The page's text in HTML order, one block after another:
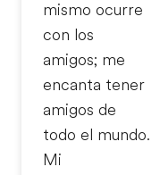
mismo ocurre
con los
amigos; me
encanta tener
amigos de
todo el mundo.
Mi